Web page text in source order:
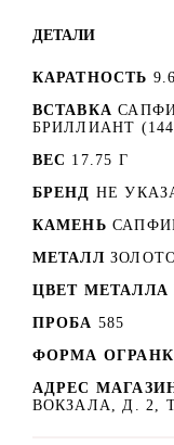
ДЕТАЛИ
КАРАТНОСТЬ 9.6
ВСТАВКА
БРИЛЛИАНТ
ВЕС 17.75 Г
БРЕНД НЕ
КАМЕНЬ
МЕТАЛЛ
ЦВЕТ МЕТАЛЛА
ПРОБА 585
ФОРМА
АДРЕС
ВОКЗАЛА, Д. 2,